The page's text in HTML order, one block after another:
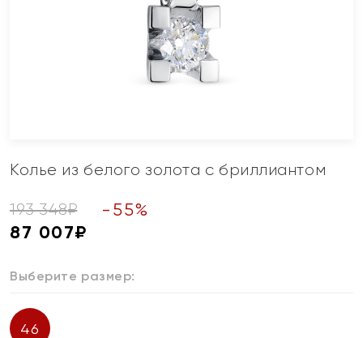
Колье из белого золота с бриллиантом
193 348₽ - 55%
87 007₽
Выберите размер:
46